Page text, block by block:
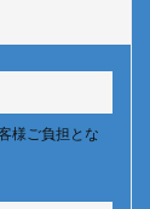
様ご負担とな